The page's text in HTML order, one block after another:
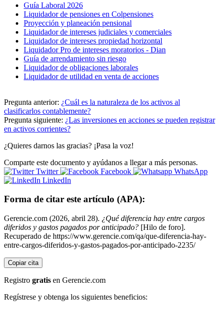
Guía Laboral 2026
Liquidador de pensiones en Colpensiones
Proyección y planeación pensional
Liquidador de intereses judiciales y comerciales
Liquidador de intereses propiedad horizontal
Liquidador Pro de intereses moratorios - Dian
Guía de arrendamiento sin riesgo
Liquidador de obligaciones laborales
Liquidador de utilidad en venta de acciones
Pregunta anterior: ¿Cuál es la naturaleza de los activos al
clasificarlos contablemente?
Pregunta siguiente: ¿Las inversiones en acciones se pueden registrar
en activos corrientes?
¿Quieres darnos las gracias? ¡Pasa la voz!
Comparte este documento y ayúdanos a llegar a más personas.
Twitter
Facebook
WhatsApp
LinkedIn
Forma de citar este artículo (APA):
Gerencie.com (2026, abril 28). ¿Qué diferencia hay entre cargos
diferidos y gastos pagados por anticipado? [Hilo de foro].
Recuperado de https://www.gerencie.com/qa/que-diferencia-hay-
entre-cargos-diferidos-y-gastos-pagados-por-anticipado-2235/
Copiar cita
Registro gratis en Gerencie.com
Regístrese y obtenga los siguientes beneficios: